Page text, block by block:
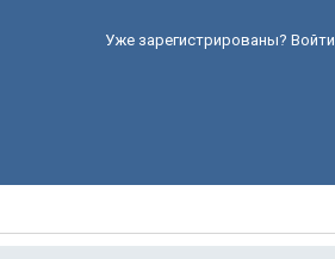
Уже зарегистрированы? Войти